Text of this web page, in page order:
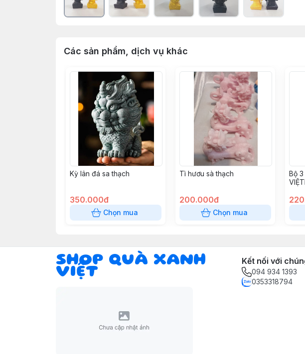
Các sản phẩm, dịch vụ khác
Kỳ lân đá sa thạch
350.000đ
Chọn mua
Tì hươu sà thạch
200.000đ
Chọn mua
Bộ
SHOP QUÀ XANH
VIỆT
Kết nối với
094 934 1393
0353318794